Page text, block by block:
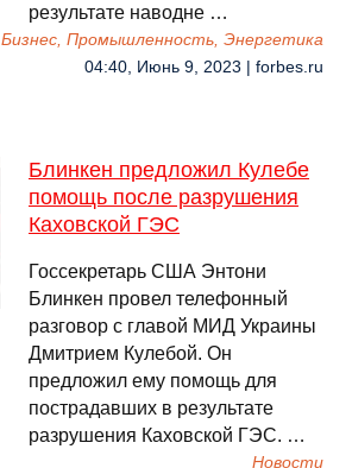
результате наводне …
Бизнес, Промышленность, Энергетика
04:40, Июнь 9, 2023 | forbes.ru
Блинкен предложил Кулебе
помощь после разрушения
Каховской ГЭС
Госсекретарь США Энтони
Блинкен провел телефонный
разговор с главой МИД Украины
Дмитрием Кулебой. Он
предложил ему помощь для
пострадавших в результате
разрушения Каховской ГЭС. …
Новости